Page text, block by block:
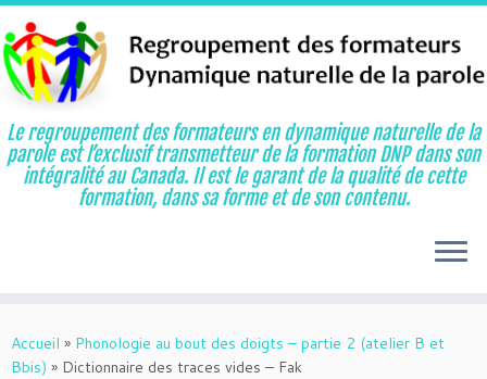
au
contenu
Le regroupement des formateurs en dynamique naturelle de la
parole est l’exclusif transmetteur de la formation DNP dans son
intégralité au Canada. Il est le garant de la qualité de cette
formation, dans sa forme et de son contenu.
Accueil » Phonologie au bout des doigts – partie 2 (atelier B et
Bbis) » Dictionnaire des traces vides – Fak